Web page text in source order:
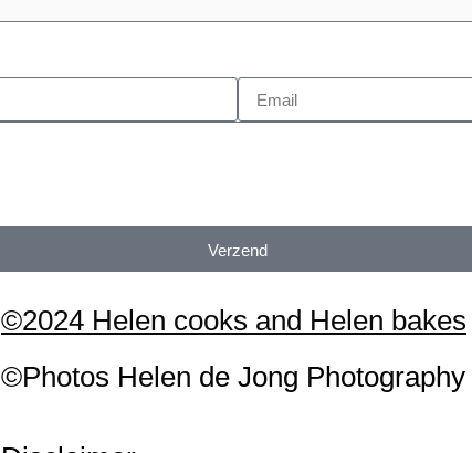
Verzend
©2024 Helen cooks and Helen bakes
©Photos Helen de Jong Photography